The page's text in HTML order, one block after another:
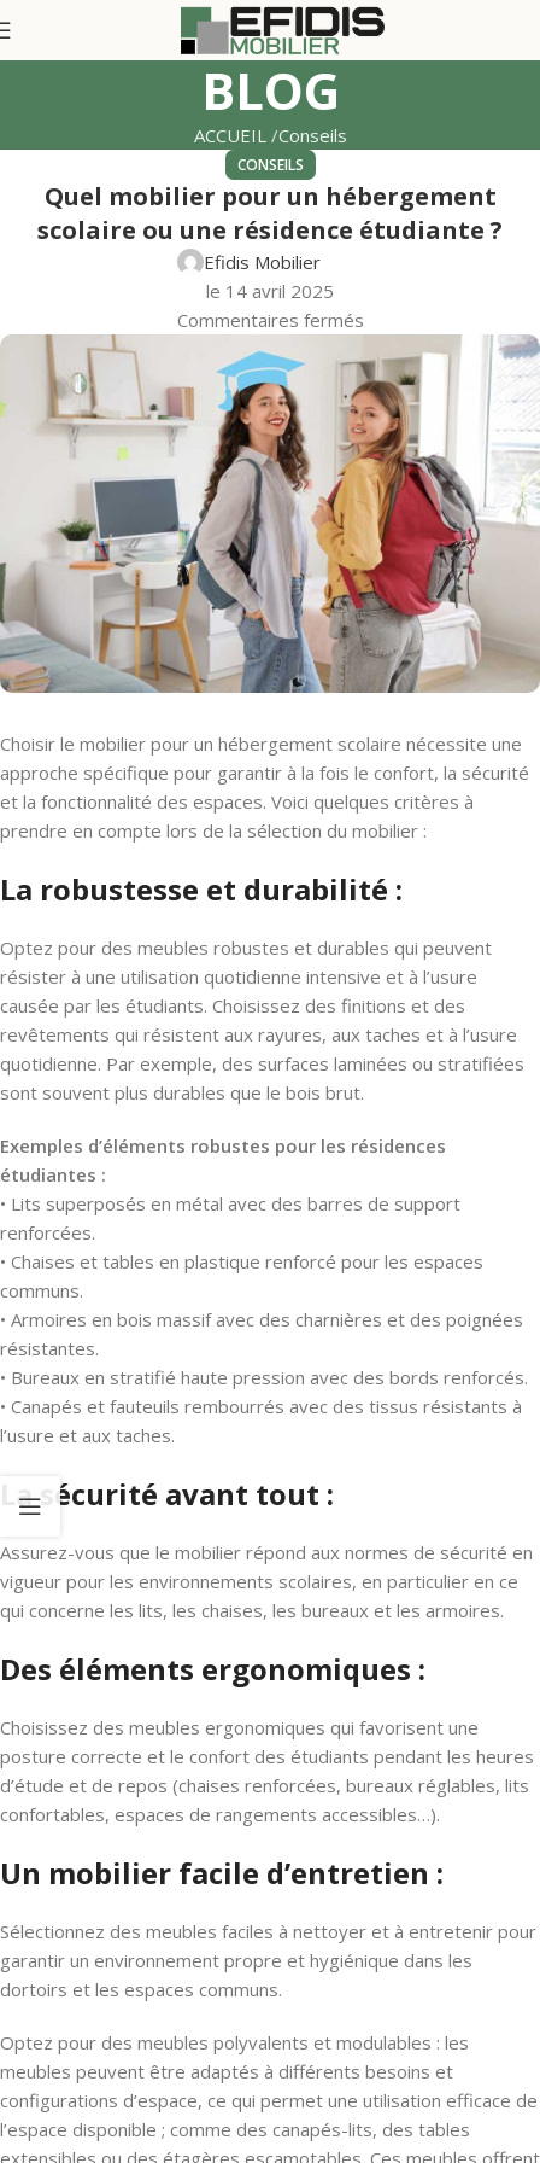
BLOG
ACCUEIL Conseils
CONSEILS
Quel mobilier pour un hébergement
scolaire ou une résidence étudiante ?
Efidis Mobilier
le 14 avril 2025
Commentaires fermés
Choisir le mobilier pour un hébergement scolaire nécessite une
approche spécifique pour garantir à la fois le confort, la sécurité
et la fonctionnalité des espaces. Voici quelques critères à
prendre en compte lors de la sélection du mobilier :
La robustesse et durabilité :
Optez pour des meubles robustes et durables qui peuvent
résister à une utilisation quotidienne intensive et à l’usure
causée par les étudiants. Choisissez des finitions et des
revêtements qui résistent aux rayures, aux taches et à l’usure
quotidienne. Par exemple, des surfaces laminées ou stratifiées
sont souvent plus durables que le bois brut.
Exemples d’éléments robustes pour les résidences
étudiantes :
• Lits superposés en métal avec des barres de support
renforcées.
• Chaises et tables en plastique renforcé pour les espaces
communs.
• Armoires en bois massif avec des charnières et des poignées
résistantes.
• Bureaux en stratifié haute pression avec des bords renforcés.
• Canapés et fauteuils rembourrés avec des tissus résistants à
l’usure et aux taches.
La sécurité avant tout :
Assurez-vous que le mobilier répond aux normes de sécurité en
vigueur pour les environnements scolaires, en particulier en ce
qui concerne les lits, les chaises, les bureaux et les armoires.
Des éléments ergonomiques :
Choisissez des meubles ergonomiques qui favorisent une
posture correcte et le confort des étudiants pendant les heures
d’étude et de repos (chaises renforcées, bureaux réglables, lits
confortables, espaces de rangements accessibles…).
Un mobilier facile d’entretien :
Sélectionnez des meubles faciles à nettoyer et à entretenir pour
garantir un environnement propre et hygiénique dans les
dortoirs et les espaces communs.
Optez pour des meubles polyvalents et modulables : les
meubles peuvent être adaptés à différents besoins et
configurations d’espace, ce qui permet une utilisation efficace de
l’espace disponible ; comme des canapés-lits, des tables
extensibles ou des étagères escamotables. Ces meubles offrent